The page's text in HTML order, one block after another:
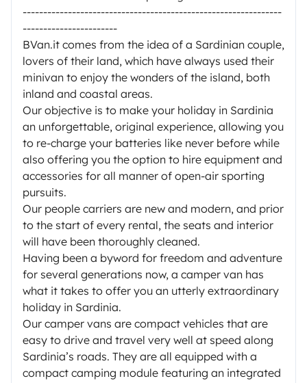
---------------------------------------------------------------
-----------------------
BVan.it comes from the idea of a Sardinian couple,
lovers of their land, which have always used their
minivan to enjoy the wonders of the island, both
inland and coastal areas.
Our objective is to make your holiday in Sardinia
an unforgettable, original experience, allowing you
to re-charge your batteries like never before while
also offering you the option to hire equipment and
accessories for all manner of open-air sporting
pursuits.
Our people carriers are new and modern, and prior
to the start of every rental, the seats and interior
will have been thoroughly cleaned.
Having been a byword for freedom and adventure
for several generations now, a camper van has
what it takes to offer you an utterly extraordinary
holiday in Sardinia.
Our camper vans are compact vehicles that are
easy to drive and travel very well at speed along
Sardinia’s roads. They are all equipped with a
compact camping module featuring an integrated